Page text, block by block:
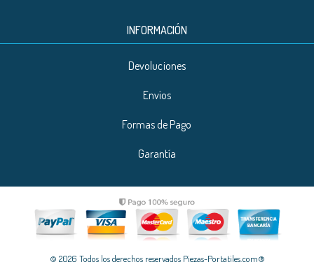
INFORMACIÓN
Devoluciones
Envíos
Formas de Pago
Garantía
© 2026 Todos los derechos reservados Piezas-Portatiles.com®